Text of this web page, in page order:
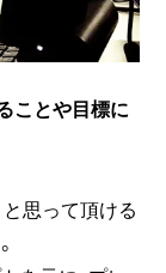
ことや目標に
思って頂ける